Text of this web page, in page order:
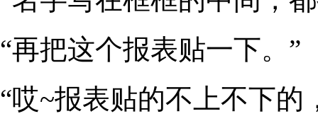
“再把这个报表贴一下。”
“哎~报表贴的不上不下